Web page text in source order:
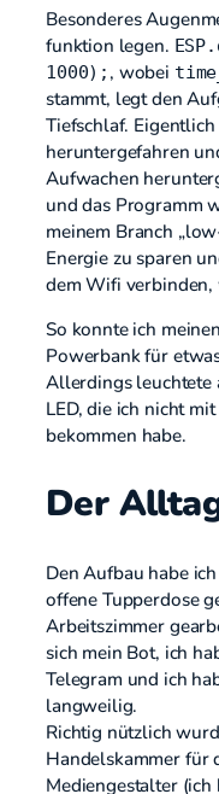
Besonderes
funktion legen.
1000); , wobei
stammt, legt den
Tiefschlaf.
heruntergefahren
Aufwachen
und das Programm
meinem Branch
Energie zu sparen
dem Wifi verbinden,
So konnte ich
Powerbank für
Allerdings leuchtete
LED, die ich nicht
bekommen habe.
Der
Den Aufbau habe
offene Tupperdose
Arbeitszimmer
sich mein Bot, ich
Telegram und ich
langweilig.
Richtig nützlich
Handelskammer für
Mediengestalter